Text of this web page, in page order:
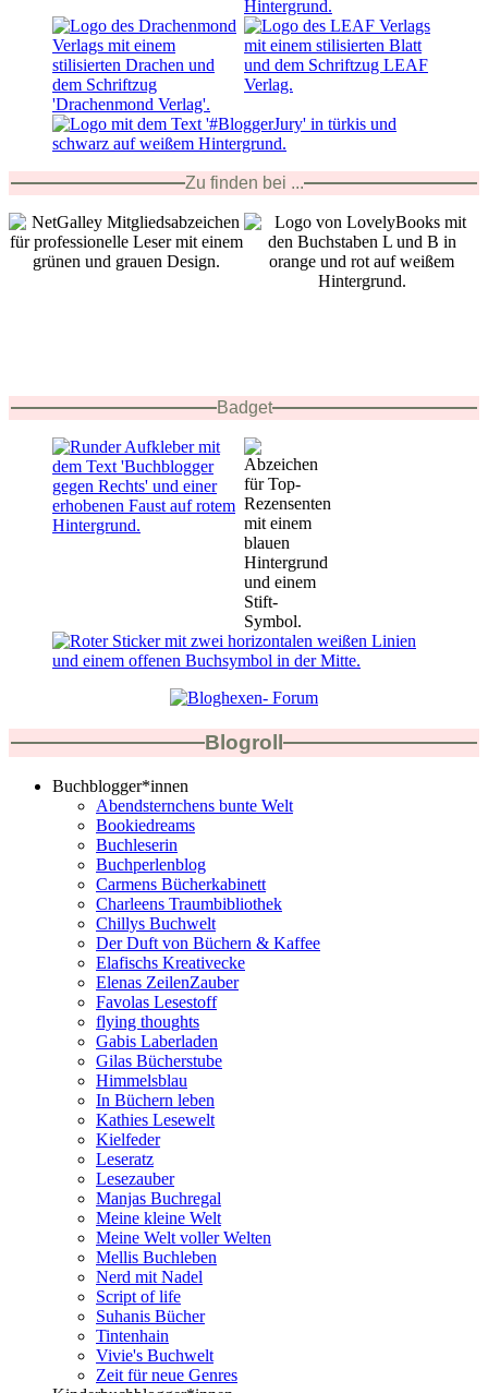
Zu finden bei ...
Badget
Blogroll
Buchblogger*innen
Abendsternchens bunte Welt
Bookiedreams
Buchleserin
Buchperlenblog
Carmens Bücherkabinett
Charleens Traumbibliothek
Chillys Buchwelt
Der Duft von Büchern & Kaffee
Elafischs Kreativecke
Elenas ZeilenZauber
Favolas Lesestoff
flying thoughts
Gabis Laberladen
Gilas Bücherstube
Himmelsblau
In Büchern leben
Kathies Lesewelt
Kielfeder
Leseratz
Lesezauber
Manjas Buchregal
Meine kleine Welt
Meine Welt voller Welten
Mellis Buchleben
Nerd mit Nadel
Script of life
Suhanis Bücher
Tintenhain
Vivie's Buchwelt
Zeit für neue Genres